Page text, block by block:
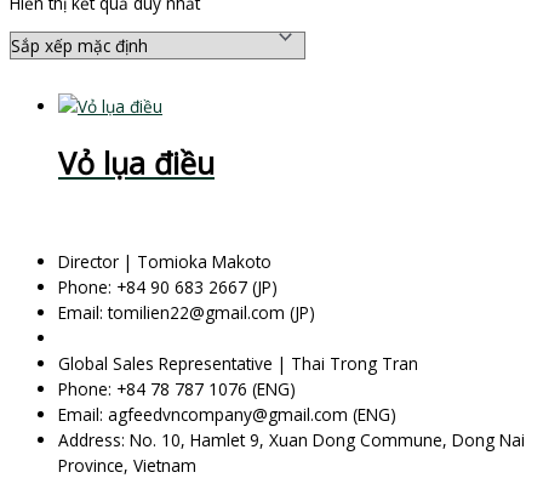
Vỏ lụa điều
Director | Tomioka Makoto
Phone: +84 90 683 2667 (JP)
Email: tomilien22@gmail.com (JP)
Global Sales Representative | Thai Trong Tran
Phone: +84 78 787 1076 (ENG)
Email: agfeedvncompany@gmail.com (ENG)
Address: No. 10, Hamlet 9, Xuan Dong Commune, Dong Nai
Province, Vietnam